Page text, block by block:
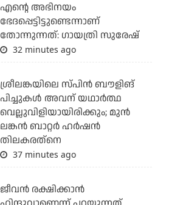
എന്റെ അഭിനയം
ഭേദപ്പെട്ടിട്ടുണ്ടെന്നാണ്
തോന്നുന്നത്: ഗായത്രി സുരേഷ്
32 minutes ago
ശ്രീലങ്കയിലെ സ്പിന്‍ ബൗളിങ്
പിച്ചുകള്‍ അവന് യഥാര്‍ത്ഥ
വെല്ലുവിളിയായിരിക്കും; മുന്‍
ലങ്കന്‍ ബാറ്റര്‍ ഹര്‍ഷന്‍
തിലകരത്‌നെ
37 minutes ago
ജീവന്‍ രക്ഷിക്കാന്‍